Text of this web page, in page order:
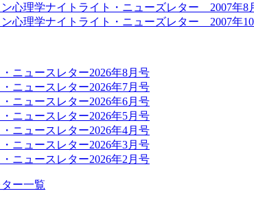
ン心理学ナイトライト・ニューズレター 2007年8
ン心理学ナイトライト・ニューズレター 2007年
ニュースレター2026年8月号
ニュースレター2026年7月号
ニュースレター2026年6月号
ニュースレター2026年5月号
ニュースレター2026年4月号
ニュースレター2026年3月号
ニュースレター2026年2月号
ー一覧